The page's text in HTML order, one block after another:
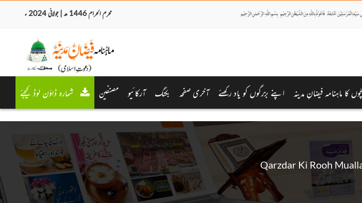
محرم الحرام 1446 ھ | جولائی 2024 ء
کا ماہنامہ فیضانِ مدینہ اپنے بزرگوں کو یاد رکھئے آخری صفحہ بکنگ آرکائیو مصنفین شمارہ ڈاؤن لوڈ کیجئے
Qarzdar Ki Rooh